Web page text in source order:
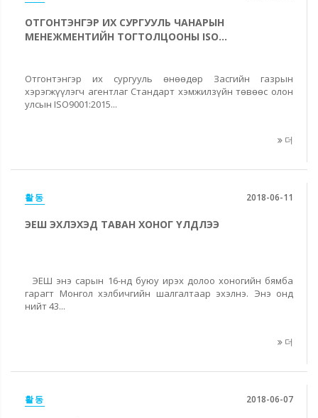
ОТГОНТЭНГЭР ИХ СУРГУУЛЬ ЧАНАРЫН
МЕНЕЖМЕНТИЙН ТОГТОЛЦООНЫ ISO...
Отгонтэнгэр их сургууль өнөөдөр Засгийн газрын
хэрэгжүүлэгч агентлаг Стандарт хэмжилзүйн төвөөс олон
улсын ISO9001:2015...
더
활동 2018-06-11
ЭЕШ ЭХЛЭХЭД ТАВАН ХОНОГ ҮЛДЛЭЭ
ЭЕШ энэ сарын 16-нд буюу ирэх долоо хоногийн бямба
гарагт Монгол хэлбичгийн шалгалтаар эхэлнэ. Энэ онд
нийт 43...
더
활동 2018-06-07